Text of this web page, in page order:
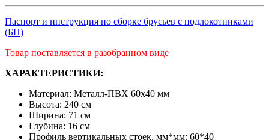
Паспорт и инструкция по сборке брусьев с подлокотниками
(БП)
Товар поставляется в разобранном виде
ХАРАКТЕРИСТИКИ:
Материал: Металл-ПВХ 60х40 мм
Высота: 240 см
Ширина: 71 см
Глубина: 16 см
Профиль вертикальных стоек, мм*мм: 60*40